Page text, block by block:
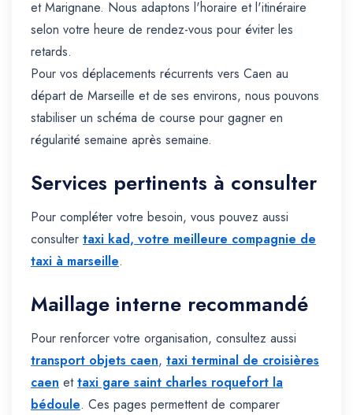
et Marignane. Nous adaptons l'horaire et l'itinéraire
selon votre heure de rendez-vous pour éviter les
retards.
Pour vos déplacements récurrents vers Caen au
départ de Marseille et de ses environs, nous pouvons
stabiliser un schéma de course pour gagner en
régularité semaine après semaine.
Services pertinents à consulter
Pour compléter votre besoin, vous pouvez aussi
consulter taxi kad, votre meilleure compagnie de
taxi à marseille.
Maillage interne recommandé
Pour renforcer votre organisation, consultez aussi
transport objets caen, taxi terminal de croisières
caen ettaxi gare saint charles roquefort la
bédoule. Ces pages permettent de comparer